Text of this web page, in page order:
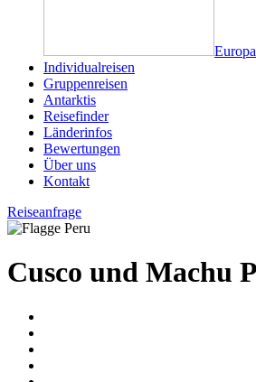
Europa
Individualreisen
Gruppenreisen
Antarktis
Reisefinder
Länderinfos
Bewertungen
Über uns
Kontakt
Reiseanfrage
Cusco und Machu